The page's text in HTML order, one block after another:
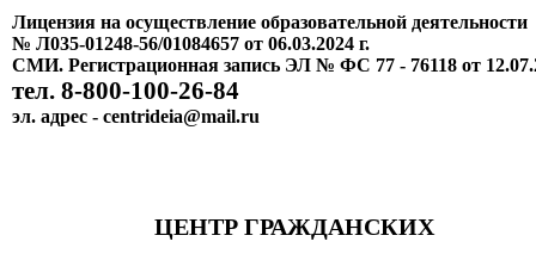
Лицензия на осуществление образовательной деятельности
№ Л035-01248-56/01084657 от 06.03.2024 г.
СМИ. Регистрационная запись ЭЛ № ФС 77 - 76118 от
тел. 8-800-100-26-84
эл. адрес - centrideia@mail.ru
ЦЕНТР ГРАЖДАНСКИХ